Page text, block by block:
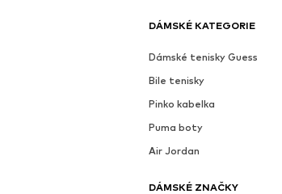
DÁMSKÉ KATEGORIE
Dámské tenisky Guess
Bile tenisky
Pinko kabelka
Puma boty
Air Jordan
DÁMSKÉ ZNAČKY